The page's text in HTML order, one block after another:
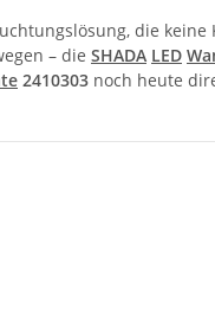
die
– die SHADA LED
2410303 noch heute